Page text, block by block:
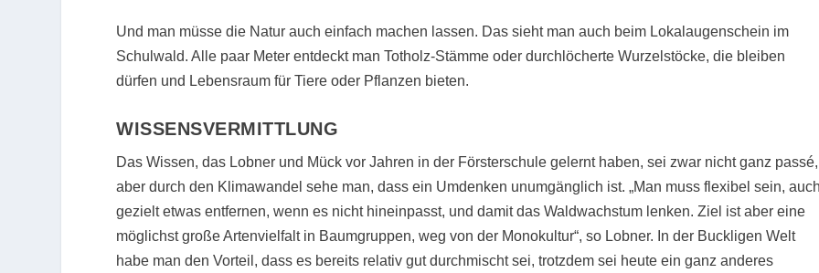
Und man müsse die Natur auch einfach machen lassen. Das sieht man auch beim Lokalaugenschein im
Schulwald. Alle paar Meter entdeckt man Totholz-Stämme oder durchlöcherte Wurzelstöcke, die bleiben
dürfen und Lebensraum für Tiere oder Pflanzen bieten.
WISSENSVERMITTLUNG
Das Wissen, das Lobner und Mück vor Jahren in der Försterschule gelernt haben, sei zwar nicht ganz passé,
aber durch den Klimawandel sehe man, dass ein Umdenken unumgänglich ist. „Man muss flexibel sein,
gezielt etwas entfernen, wenn es nicht hineinpasst, und damit das Waldwachstum lenken. Ziel ist aber eine
möglichst große Artenvielfalt in Baumgruppen, weg von der Monokultur“, so Lobner. In der Buckligen Welt
habe man den Vorteil, dass es bereits relativ gut durchmischt sei, trotzdem sei heute ein ganz anderes